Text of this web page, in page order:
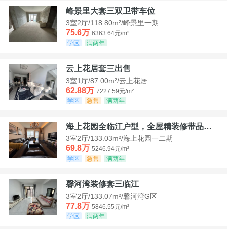
峰景里大套三双卫带车位
3室2厅/118.80m²/峰景里一期
75.6万 6363.64元/m²
学区
满两年
云上花居套三出售
3室1厅/87.00m²/云上花居
62.88万 7227.59元/m²
学区
急售 满两年
海上花园全临江户型，全屋精装修带品牌家具家电，诚意出售！
3室2厅/133.03m²/海上花园一二期
69.8万 5246.94元/m²
学区
急售 满两年
馨河湾装修套三临江
3室2厅/133.07m²/馨河湾G区
77.8万 5846.55元/m²
学区
满两年